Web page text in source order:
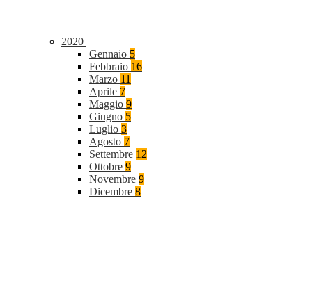
2020
Gennaio 5
Febbraio 16
Marzo 11
Aprile 7
Maggio 9
Giugno 5
Luglio 3
Agosto 7
Settembre 12
Ottobre 9
Novembre 9
Dicembre 8